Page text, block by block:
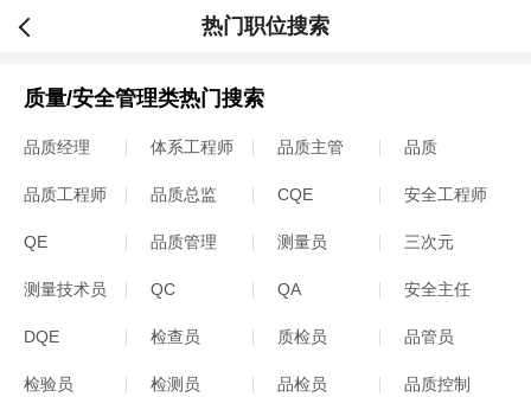
热门职位搜索
质量/安全管理类热门搜索
品质经理 体系工程师 品质主管 品质
品质工程师 品质总监 CQE 安全工程师
QE 品质管理 测量员 三次元
测量技术员 QC QA 安全主任
DQE 检查员 质检员 品管员
检验员 检测员 品检员 品质控制